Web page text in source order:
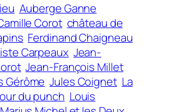
Auberge Ganne
Corot château de
Ferdinand Chaigneau
Carpeaux Jean-
Jean-François Millet
Gérôme Jules Coignet La
du punch Louis